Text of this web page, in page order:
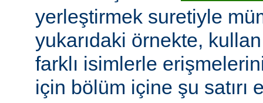
yerleştirmek suretiyle
yukarıdaki örnekte,
farklı isimlerle
için bölüm içine şu satırı